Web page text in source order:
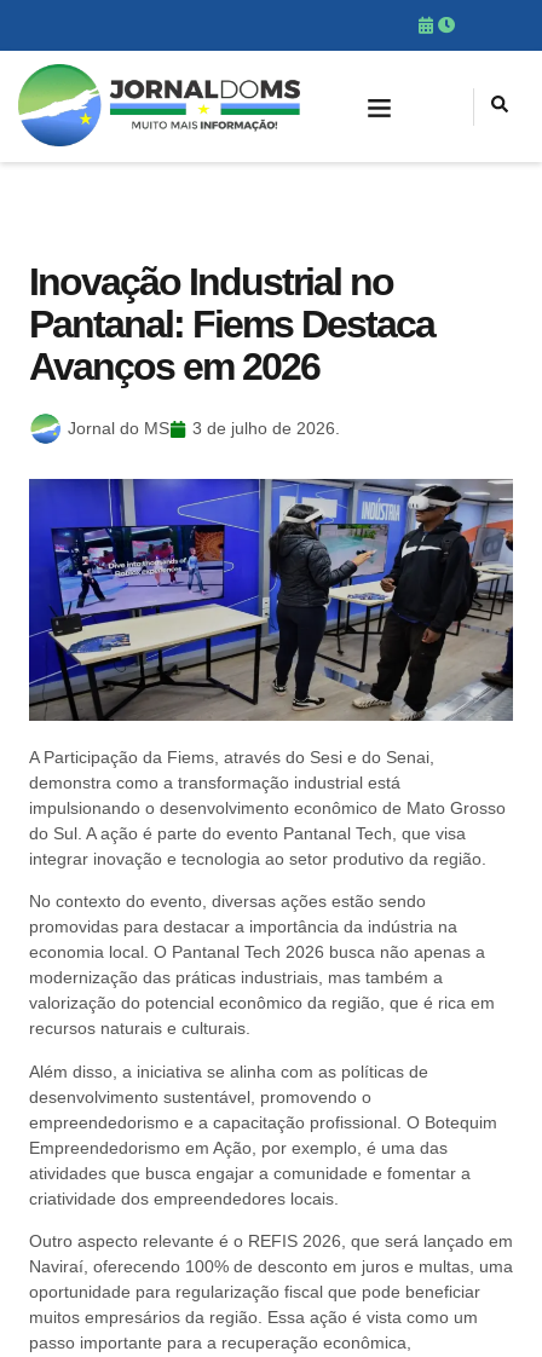
Inovação Industrial no
Pantanal: Fiems Destaca
Avanços em 2026
Jornal do MS 3 de julho de 2026.
A Participação da Fiems, através do Sesi e do Senai,
demonstra como a transformação industrial está
impulsionando o desenvolvimento econômico de Mato Grosso
do Sul. A ação é parte do evento Pantanal Tech, que visa
integrar inovação e tecnologia ao setor produtivo da região.
No contexto do evento, diversas ações estão sendo
promovidas para destacar a importância da indústria na
economia local. O Pantanal Tech 2026 busca não apenas a
modernização das práticas industriais, mas também a
valorização do potencial econômico da região, que é rica em
recursos naturais e culturais.
Além disso, a iniciativa se alinha com as políticas de
desenvolvimento sustentável, promovendo o
empreendedorismo e a capacitação profissional. O Botequim
Empreendedorismo em Ação, por exemplo, é uma das
atividades que busca engajar a comunidade e fomentar a
criatividade dos empreendedores locais.
Outro aspecto relevante é o REFIS 2026, que será lançado em
Naviraí, oferecendo 100% de desconto em juros e multas, uma
oportunidade para regularização fiscal que pode beneficiar
muitos empresários da região. Essa ação é vista como um
passo importante para a recuperação econômica,